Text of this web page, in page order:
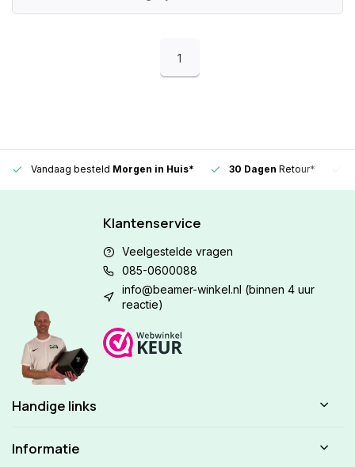
1
Vandaag besteld Morgen in Huis* 30 Dagen Retour*
Klantenservice
Veelgestelde vragen
085-0600088
info@beamer-winkel.nl (binnen 4 uur
reactie)
Handige links
Informatie